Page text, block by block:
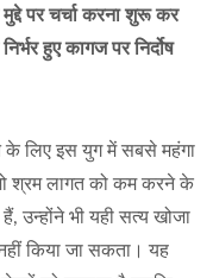
पर चर्चा करना शुरू कर
हुए कागज पर निर्दोष
के लिए इस युग में सबसे महंगा
श्रम लागत को कम करने के
उन्होंने भी यही सत्य खोजा
किया जा सकता। यह